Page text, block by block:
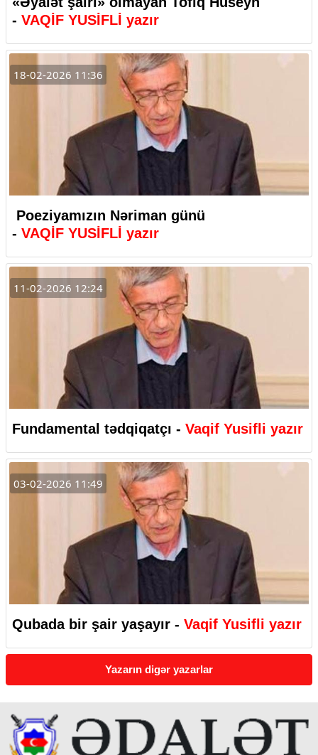
- VAQİF YUSİFLİ yazır
18-02-2026 11:36
Poeziyamızın Nəriman günü
- VAQİF YUSİFLİ yazır
11-02-2026 12:24
Fundamental tədqiqatçı - Vaqif Yusifli yazır
03-02-2026 11:49
Qubada bir şair yaşayır - Vaqif Yusifli yazır
Yazarın digər yazarlar